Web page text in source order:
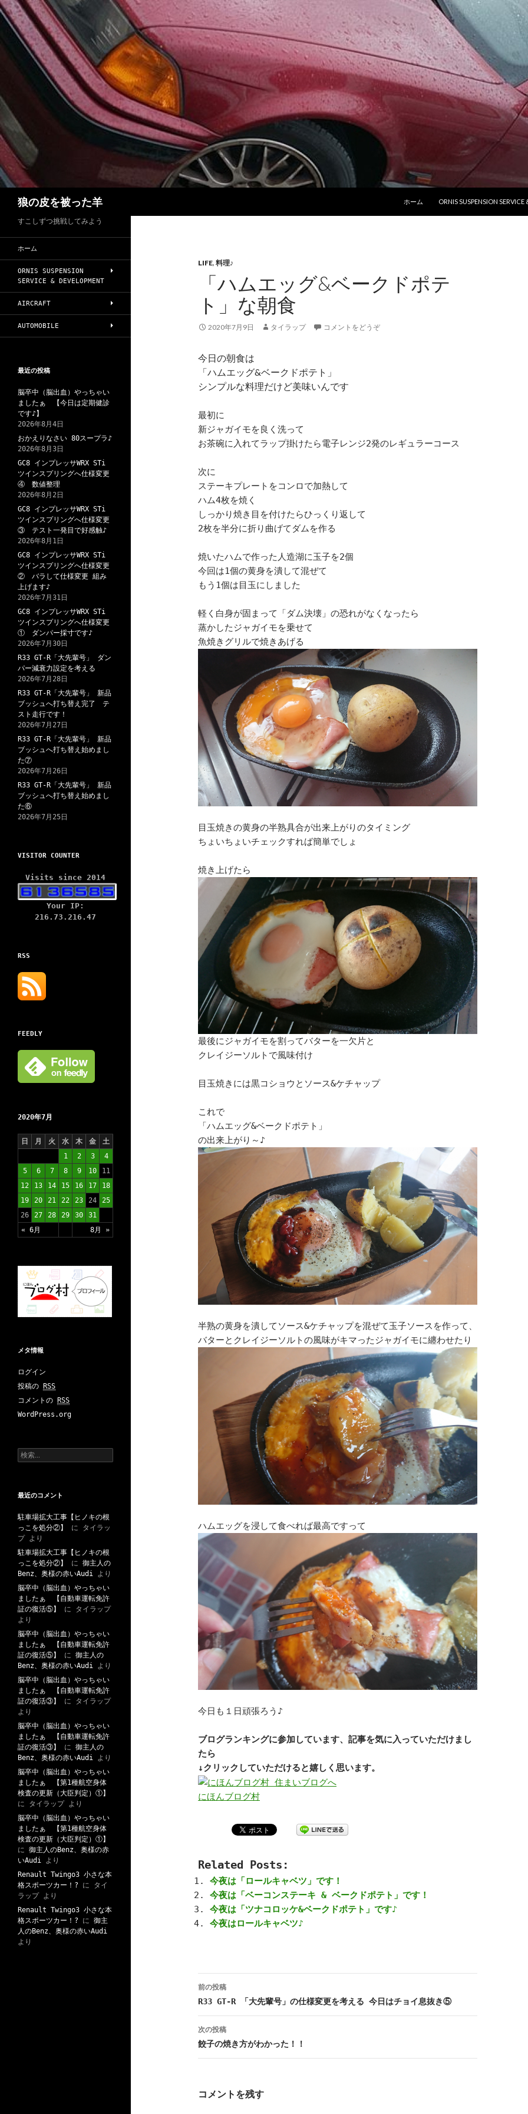
狼の皮を被った羊
ホーム
ORNIS SUSPENSION
LIFE, 料理♪
「ハムエッグ&ベークドポテ
ト」な朝食
2020年7月9日 タイラップ コメントをどうぞ
今日の朝食は
「ハムエッグ&ベークドポテト」
シンプルな料理だけど美味いんです
最初に
新ジャガイモを良く洗って
お茶碗に入れてラップ掛けたら電子レンジ2発のレギュラーコース
次に
ステーキプレートをコンロで加熱して
ハム4枚を焼く
しっかり焼き目を付けたらひっくり返して
2枚を半分に折り曲げてダムを作る
焼いたハムで作った人造湖に玉子を2個
今回は1個の黄身を潰して混ぜて
もう1個は目玉にしました
軽く白身が固まって「ダム決壊」の恐れがなくなったら
蒸かしたジャガイモを乗せて
魚焼きグリルで焼きあげる
目玉焼きの黄身の半熟具合が出来上がりのタイミング
ちょいちょいチェックすれば簡単でしょ
焼き上げたら
最後にジャガイモを割ってバターを一欠片と
クレイジーソルトで風味付け
目玉焼きには黒コショウとソース&ケチャップ
これで
「ハムエッグ&ベークドポテト」
の出来上がり～♪
半熟の黄身を潰してソース&ケチャップを混ぜて玉子ソースを作って、
バターとクレイジーソルトの風味がキマったジャガイモに纏わせたり
ハムエッグを浸して食べれば最高ですって
今日も１日頑張ろう♪
ブログランキングに参加しています、記事を気に入っていただけまし
たら
↓クリックしていただけると嬉しく思います。
にほんブログ村
Related Posts:
今夜は「ロールキャベツ」です！
今夜は「ベーコンステーキ & ベークドポテト」です！
今夜は「ツナコロッケ&ベークドポテト」です♪
今夜はロールキャベツ♪
投
稿
ナ
ゲ
前の投稿
R33 GT-R 「大先輩号」の仕様変更を考える 今日はチョイ息抜き⑤
次の投稿
餃子の焼き方がわかった！！
コメントを残す
すこしずつ挑戦してみよう
ホーム
ORNIS SUSPENSION
SERVICE & DEVELOPMENT
AIRCRAFT
AUTOMOBILE
最近の投稿
脳卒中（脳出血）やっちゃい
ましたぁ 【今日は定期健診
です♪】
2026年8月4日
おかえりなさい 80スープラ♪
2026年8月3日
GC8 インプレッサWRX STi
ツインスプリングへ仕様変更
④ 数値整理
2026年8月2日
GC8 インプレッサWRX STi
ツインスプリングへ仕様変更
③ テスト一発目で好感触♪
2026年8月1日
GC8 インプレッサWRX STi
ツインスプリングへ仕様変更
② バラして仕様変更 組み
上げます♪
2026年7月31日
GC8 インプレッサWRX STi
ツインスプリングへ仕様変更
① ダンパー採寸です♪
2026年7月30日
R33 GT-R「大先輩号」 ダン
パー減衰力設定を考える
2026年7月28日
R33 GT-R「大先輩号」 新品
ブッシュへ打ち替え完了 テ
スト走行です！
2026年7月27日
R33 GT-R「大先輩号」 新品
ブッシュへ打ち替え始めまし
た⑦
2026年7月26日
R33 GT-R「大先輩号」 新品
ブッシュへ打ち替え始めまし
た⑥
2026年7月25日
VISITOR COUNTER
Visits since 2014
Your IP:
216.73.216.47
RSS
FEEDLY
2020年7月
日 月 火 水 木 金 土
« 6月 8月 »
1 2 3
4
5
6 7 8 9 10
11
12
13 14 15 16 17
18
19
20 21 22 23 24
25
26
27 28 29 30 31
メタ情報
ログイン
投稿の
RSS
コメントの
RSS
WordPress.org
検
索
最近のコメント
駐車場拡大工事【ヒノキの根
っこを処分②】
に タイラッ
プより
駐車場拡大工事【ヒノキの根
っこを処分②】
に 御主人の
Benz、奥様の赤いAudi より
脳卒中（脳出血）やっちゃい
ましたぁ 【自動車運転免許
証の復活⑤】
に タイラップ
より
脳卒中（脳出血）やっちゃい
ましたぁ 【自動車運転免許
証の復活⑤】
に 御主人の
Benz、奥様の赤いAudi より
脳卒中（脳出血）やっちゃい
ましたぁ 【自動車運転免許
証の復活③】
に タイラップ
より
脳卒中（脳出血）やっちゃい
ましたぁ 【自動車運転免許
証の復活③】
に 御主人の
Benz、奥様の赤いAudi より
脳卒中（脳出血）やっちゃい
ましたぁ 【第1種航空身体
検査の更新（大臣判定）①】
に タイラップより
脳卒中（脳出血）やっちゃい
ましたぁ 【第1種航空身体
検査の更新（大臣判定）①】
に 御主人のBenz、奥様の赤
いAudi より
Renault Twingo3 小さな本
格スポーツカー！? に タイ
ラップより
Renault Twingo3 小さな本
格スポーツカー！? に 御主
人のBenz、奥様の赤いAudi
より